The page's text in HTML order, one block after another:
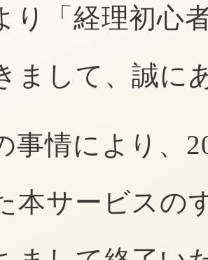
り「経理初心
まして、誠に
事情により、
本サービスの